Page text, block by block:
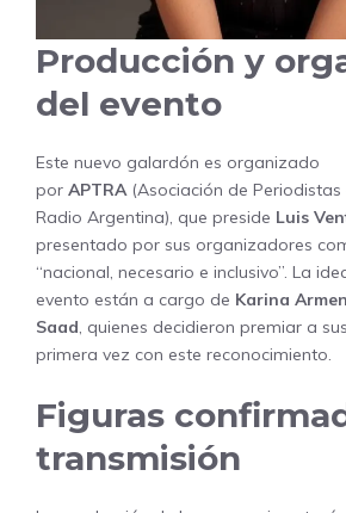
Producción y
del evento
Este nuevo galardón es organizado
por APTRA(Asociación de Periodistas
Radio Argentina), que preside Luis
presentado por sus organizadores
“nacional, necesario e inclusivo”. La
evento están a cargo de Karina
Saad, quienes decidieron premiar a
primera vez con este reconocimiento.
Figuras
transmisión